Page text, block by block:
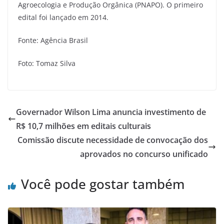
Agroecologia e Produção Orgânica (PNAPO). O primeiro
edital foi lançado em 2014.
Fonte: Agência Brasil
Foto: Tomaz Silva
Governador Wilson Lima anuncia investimento de
R$ 10,7 milhões em editais culturais
Comissão discute necessidade de convocação dos
aprovados no concurso unificado
Você pode gostar também